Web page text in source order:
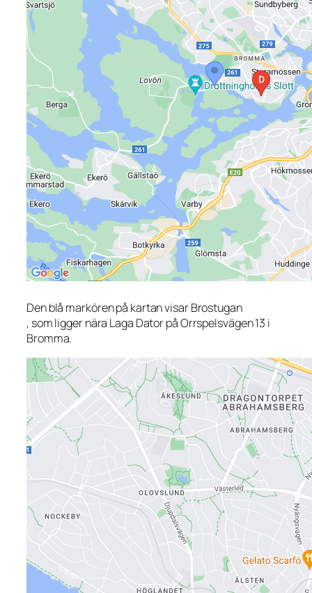
Den blå markören på kartan visar Brostugan
, som ligger nära Laga Dator på Orrspelsvägen 13 i
Bromma.